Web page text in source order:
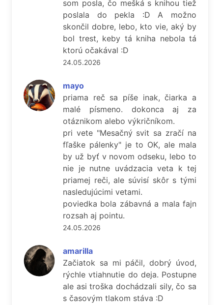
som posla, čo mešká s knihou tiež
poslala do pekla :D A možno
skončil dobre, lebo, kto vie, aký by
bol trest, keby tá kniha nebola tá
ktorú očakával :D
24.05.2026
mayo
priama reč sa píše inak, čiarka a
malé písmeno. dokonca aj za
otáznikom alebo výkričníkom.
pri vete "Mesačný svit sa zračí na
fľaške pálenky" je to OK, ale mala
by už byť v novom odseku, lebo to
nie je nutne uvádzacia veta k tej
priamej reči, ale súvisí skôr s tými
nasledujúcimi vetami.
poviedka bola zábavná a mala fajn
rozsah aj pointu.
24.05.2026
amarilla
Začiatok sa mi páčil, dobrý úvod,
rýchle vtiahnutie do deja. Postupne
ale asi troška dochádzali sily, čo sa
s časovým tlakom stáva :D